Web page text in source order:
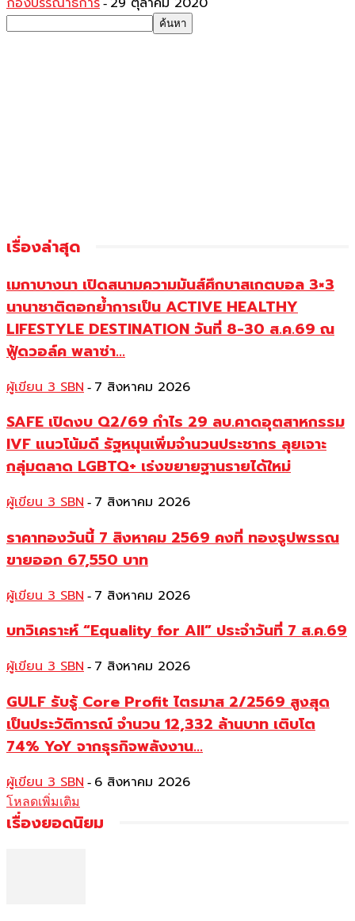
-
เรื่องล่าสุด
เมกาบางนา เปิดสนามความมันส์ศึกบาสเกตบอล 3×3
นานาชาติตอกย้ำการเป็น ACTIVE HEALTHY
LIFESTYLE DESTINATION วันที่ 8-30 ส.ค.69 ณ
ฟู้ดวอล์ค พลาซ่า...
ผู้เขียน 3 SBN - 7 สิงหาคม 2026
SAFE เปิดงบ Q2/69 กำไร 29 ลบ.คาดอุตสาหกรรม
IVF แนวโน้มดี รัฐหนุนเพิ่มจำนวนประชากร ลุยเจาะ
กลุ่มตลาด LGBTQ+ เร่งขยายฐานรายได้ใหม่
ผู้เขียน 3 SBN - 7 สิงหาคม 2026
ราคาทองวันนี้ 7 สิงหาคม 2569 คงที่ ทองรูปพรรณ
ขายออก 67,550 บาท
ผู้เขียน 3 SBN - 7 สิงหาคม 2026
บทวิเคราะห์ “Equality for All” ประจำวันที่ 7 ส.ค.69
ผู้เขียน 3 SBN - 7 สิงหาคม 2026
GULF รับรู้ Core Profit ไตรมาส 2/2569 สูงสุด
เป็นประวัติการณ์ จำนวน 12,332 ล้านบาท เติบโต
74% YoY จากธุรกิจพลังงาน...
ผู้เขียน 3 SBN - 6 สิงหาคม 2026
โหลดเพิ่มเติม
เรื่องยอดนิยม